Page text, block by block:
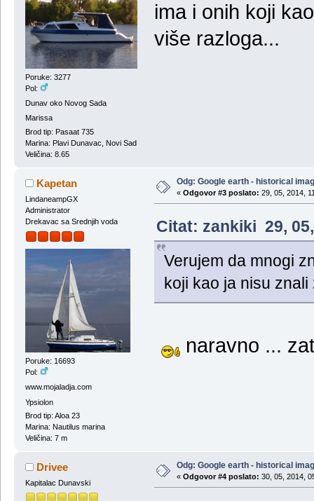
Poruke: 3277
Pol:
Dunav oko Novog Sada
Marissa
Brod tip: Pasaat 735
Marina: Plavi Dunavac, Novi Sad
Veličina: 8.65
ima i onih koji
više razloga...
Kapetan
LindaneampGX
Administrator
Drekavac sa Srednjih voda
Poruke: 16693
Pol:
www.mojaladja.com
Ypsiolon
Brod tip: Aloa 23
Marina: Nautilus marina
Veličina: 7 m
Odg: Google earth - historical
« Odgovor #3 poslato: 29, 05, 2014,
Citat: zankiki 29,
Verujem da mnogi
koji kao ja nisu
naravno ...
Drivee
Kapitalac Dunavski
Odg: Google earth - historical
« Odgovor #4 poslato: 30, 05, 2014,